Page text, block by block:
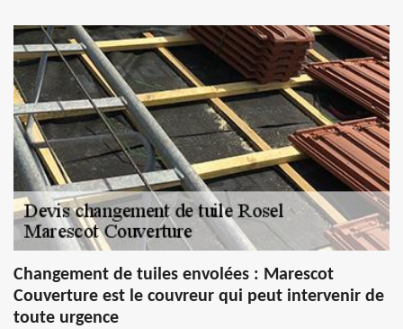
Changement de tuiles envolées : Marescot
Couverture est le couvreur qui peut intervenir de
toute urgence